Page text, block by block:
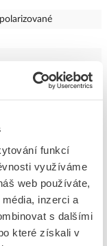
funkcí
využíváme
web používáte,
inzerci a
s dalšími
které získali v